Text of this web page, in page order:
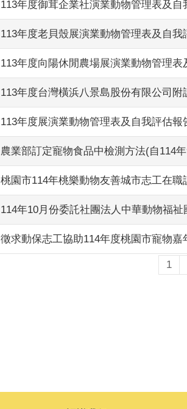
113年度御茸企業社演業動物管理表及自
113年度老貝殼展演業動物管理表及自我
113年度向陽休閒農場展演業動物管理表
113年度台灣橫浜八景島股份有限公司
113年度展演業動物管理表及自我評估報
農業部訂定寵物食品中檢測方法(自114
桃園市114年桃樂動物友善城市志工在職
114年10月份委託社團法人中華動物福
徵求動保志工協助114年度桃園市寵物嘉
1